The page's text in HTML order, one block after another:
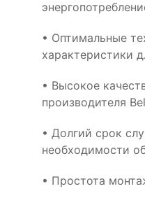
• Оптимальные
характеристики
• Высокое
производителя
• Долгий срок
необходимости
• Простота